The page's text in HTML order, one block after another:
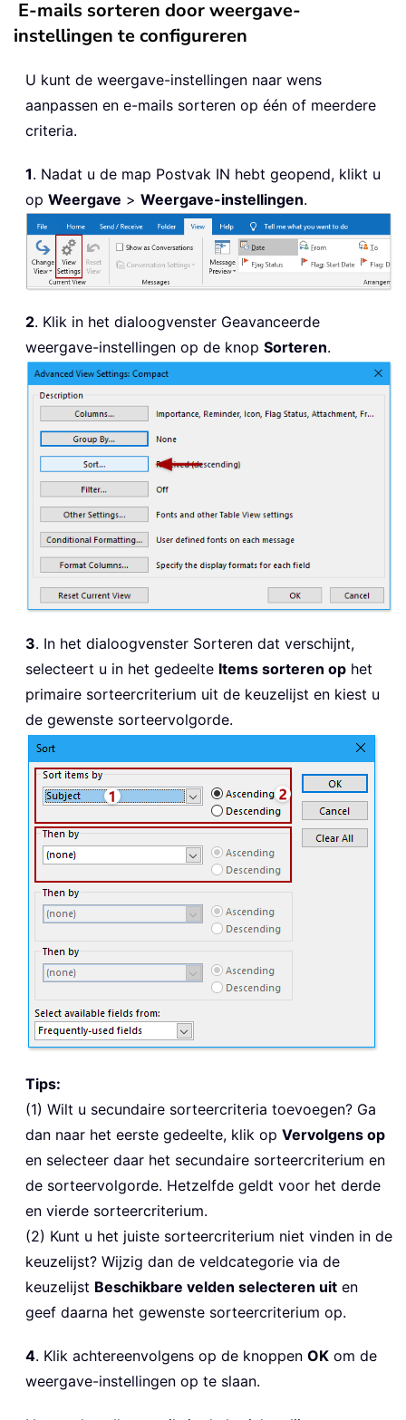
E-mails sorteren door weergave-
instellingen te configureren
U kunt de weergave-instellingen naar wens
aanpassen en e-mails sorteren op één of meerdere
criteria.
1. Nadat u de map Postvak IN hebt geopend, klikt u
op Weergave > Weergave-instellingen.
2. Klik in het dialoogvenster Geavanceerde
weergave-instellingen op de knop Sorteren.
3. In het dialoogvenster Sorteren dat verschijnt,
selecteert u in het gedeelte Items sorteren op het
primaire sorteercriterium uit de keuzelijst en kiest u
de gewenste sorteervolgorde.
Tips:
(1) Wilt u secundaire sorteercriteria toevoegen? Ga
dan naar het eerste gedeelte, klik op Vervolgens op
en selecteer daar het secundaire sorteercriterium en
de sorteervolgorde. Hetzelfde geldt voor het derde
en vierde sorteercriterium.
(2) Kunt u het juiste sorteercriterium niet vinden in de
keuzelijst? Wijzig dan de veldcategorie via de
keuzelijst Beschikbare velden selecteren uit en
geef daarna het gewenste sorteercriterium op.
4. Klik achtereenvolgens op de knoppen OK om de
weergave-instellingen op te slaan.